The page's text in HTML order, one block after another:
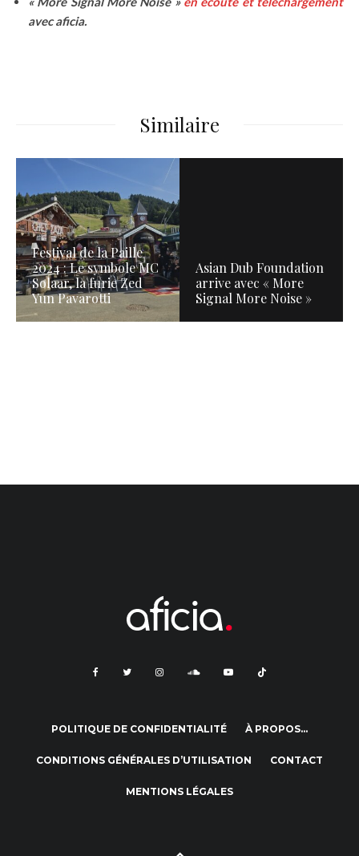
avec aficia.
Similaire
Festival de la Paille
2024 : Le symbole MC
Solaar, la furie Zed
Yun Pavarotti
Asian Dub Foundation
arrive avec « More
Signal More Noise »
POLITIQUE DE CONFIDENTIALITÉ À PROPOS…
CONDITIONS GÉNÉRALES D’UTILISATION CONTACT
MENTIONS LÉGALES